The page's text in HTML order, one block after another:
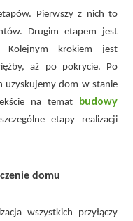
Pierwszy z nich to
Drugim etapem jest
Kolejnym krokiem jest
aż po pokrycie. Po
uzyskujemy dom w stanie
na temat budowy
etapy realizacji
domu
wszystkich przyłączy